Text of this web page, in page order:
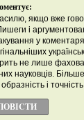
якщо вже
і
у
не лише
науковців.
образність і